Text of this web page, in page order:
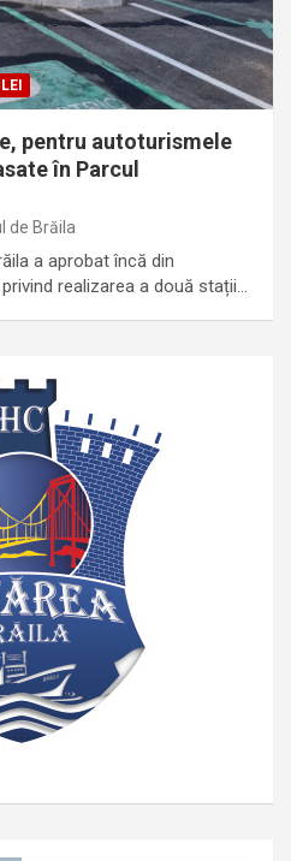
pentru autoturismele
în Parcul
de Brăila
a aprobat încă din
realizarea a două stații…